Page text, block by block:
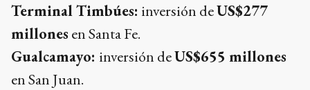
Terminal Timbúes: inversión deUS$277
millones en Santa Fe.
Gualcamayo: inversión deUS$655 millones
en San Juan.